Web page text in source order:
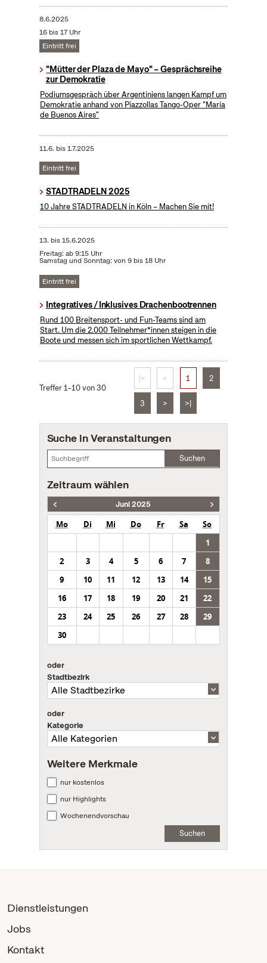
8.6.2025
16 bis 17 Uhr
Eintritt frei
"Mütter der Plaza de Mayo" – Gesprächsreihe
zur Demokratie
Podiumsgespräch über Argentiniens langen Kampf um
Demokratie anhand von Piazzollas Tango-Oper "María
de Buenos Aires"
11.6. bis1.7.2025
Eintritt frei
STADTRADELN 2025
10 Jahre STADTRADELN in Köln – Machen Sie mit!
13. bis15.6.2025
Freitag: ab 9:15 Uhr
Samstag und Sonntag: von 9 bis 18 Uhr
Eintritt frei
Integratives / Inklusives Drachenbootrennen
Rund 100 Breitensport- und Fun-Teams sind am
Start. Um die 2.000 Teilnehmer*innen steigen in die
Boote und messen sich im sportlichen Wettkampf.
Treffer 1–10 von 30
|< < 1 2
3 > >|
Suche in Veranstaltungen
Suchen
Zeitraum wählen
Juni 2025
Mo Di Mi Do Fr Sa
So
1
2
3 4 5 6 7
8
9
10 11 12 13 14
15
16
17 18 19 20 21
22
23
24 25 26 27 28
29
30
oder
Stadtbezirk
oder
Kategorie
Weitere Merkmale
nur kostenlos
nur Highlights
Wochenendvorschau
Suchen
Dienstleistungen
Jobs
Kontakt